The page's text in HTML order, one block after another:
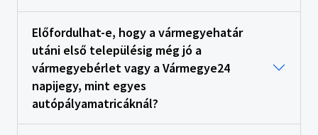
Előfordulhat-e, hogy a vármegyehatár
utáni első településig még jó a
vármegyebérlet vagy a Vármegye24
napijegy, mint egyes
autópályamatricáknál?